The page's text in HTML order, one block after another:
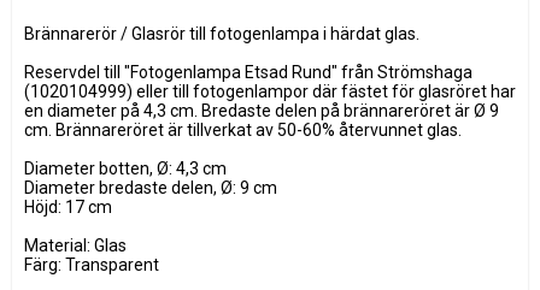
Brännarerör / Glasrör till fotogenlampa i härdat glas.
Reservdel till "Fotogenlampa Etsad Rund" från Strömshaga
(1020104999) eller till fotogenlampor där fästet för glasröret har
en diameter på 4,3 cm. Bredaste delen på brännareröret är Ø 9
cm. Brännareröret är tillverkat av 50-60% återvunnet glas.
Diameter botten, Ø: 4,3 cm
Diameter bredaste delen, Ø: 9 cm
Höjd: 17 cm
Material: Glas
Färg: Transparent